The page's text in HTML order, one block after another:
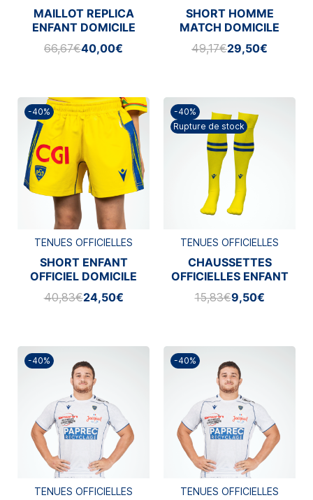
MAILLOT REPLICA
ENFANT DOMICILE
MACRON 2025/2026
66,67€40,00€
SHORT HOMME
MATCH DOMICILE
MACRON 2025/2026
49,17€29,50€
-40%
TENUES OFFICIELLES
SHORT ENFANT
OFFICIEL DOMICILE
MACRON 2025/2026
40,83€24,50€
-40%
Rupture de stock
TENUES OFFICIELLES
CHAUSSETTES
OFFICIELLES ENFANT
DOMICILE MACRON
2025/2026
15,83€9,50€
-40%
TENUES OFFICIELLES
-40%
TENUES OFFICIELLES